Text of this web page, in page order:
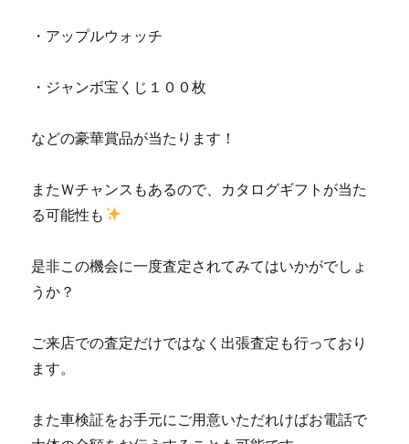
・アップルウォッチ
・ジャンボ宝くじ１００枚
などの豪華賞品が当たります！
またＷチャンスもあるので、カタログギフトが当た
る可能性も
是非この機会に一度査定されてみてはいかがでしょ
うか？
ご来店での査定だけではなく出張査定も行っており
ます。
また車検証をお手元にご用意いただれけばお電話で